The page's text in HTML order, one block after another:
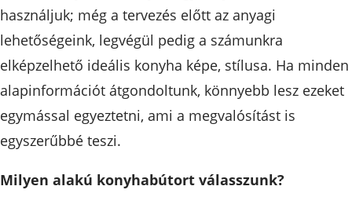
használjuk; még a tervezés előtt az anyagi
lehetőségeink, legvégül pedig a számunkra
elképzelhető ideális konyha képe, stílusa. Ha minden
alapinformációt átgondoltunk, könnyebb lesz ezeket
egymással egyeztetni, ami a megvalósítást is
egyszerűbbé teszi.
Milyen alakú konyhabútort válasszunk?